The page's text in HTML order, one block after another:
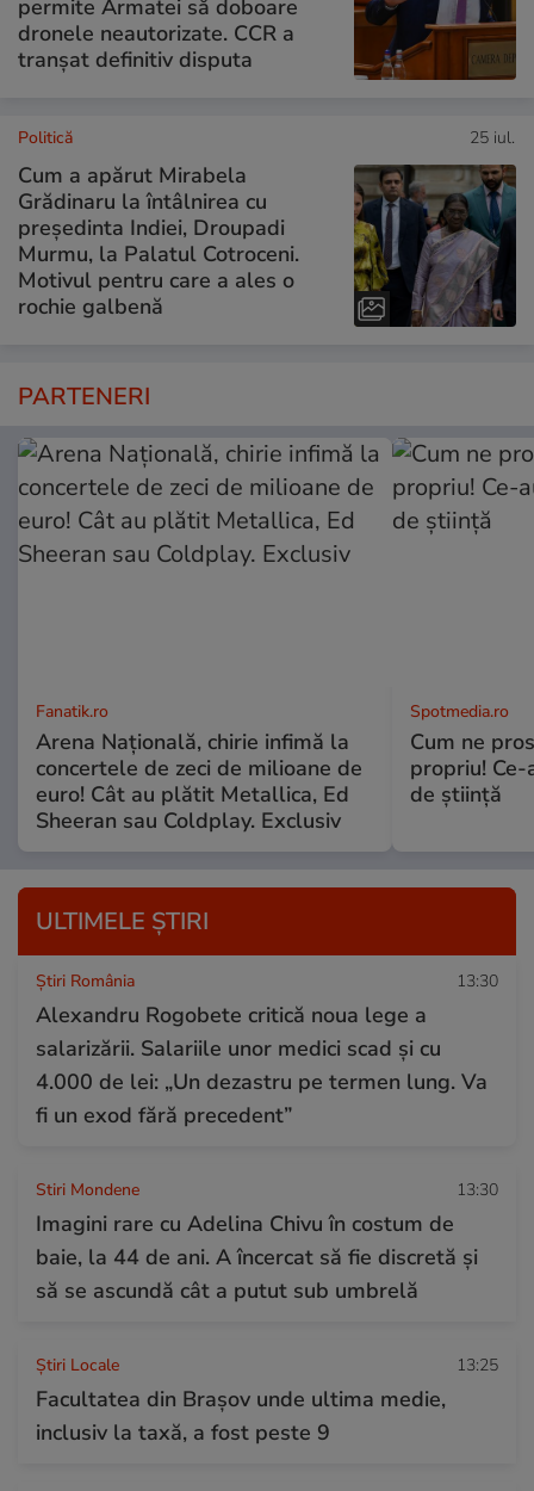
permite Armatei să doboare
dronele neautorizate. CCR a
tranșat definitiv disputa
Politică 25 iul.
Cum a apărut Mirabela
Grădinaru la întâlnirea cu
președinta Indiei, Droupadi
Murmu, la Palatul Cotroceni.
Motivul pentru care a ales o
rochie galbenă
PARTENERI
Fanatik.ro
Arena Naţională, chirie infimă la
concertele de zeci de milioane de
euro! Cât au plătit Metallica, Ed
Sheeran sau Coldplay. Exclusiv
Spotmedia.ro
Cum ne
propriu!
de știință
ULTIMELE ȘTIRI
Știri România 13:30
Alexandru Rogobete critică noua lege a
salarizării. Salariile unor medici scad și cu
4.000 de lei: „Un dezastru pe termen lung. Va
fi un exod fără precedent”
Stiri Mondene 13:30
Imagini rare cu Adelina Chivu în costum de
baie, la 44 de ani. A încercat să fie discretă și
să se ascundă cât a putut sub umbrelă
Știri Locale 13:25
Facultatea din Brașov unde ultima medie,
inclusiv la taxă, a fost peste 9